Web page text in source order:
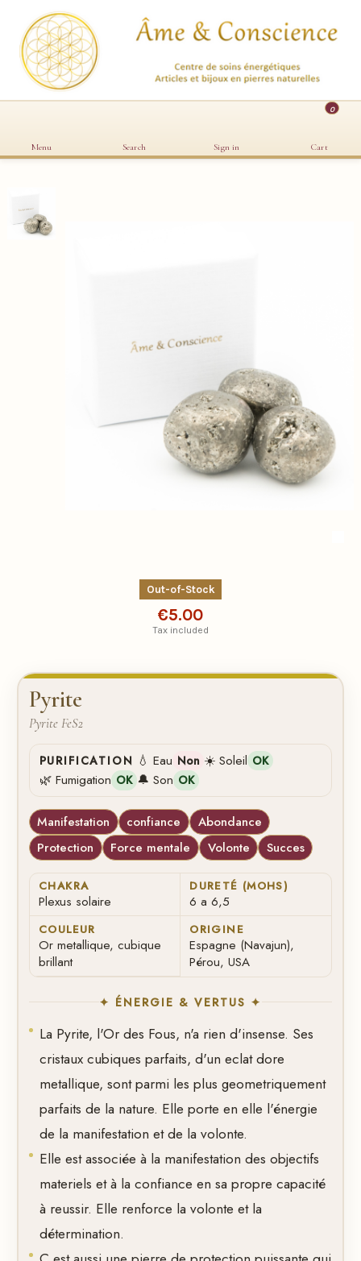
Menu Search Sign in
0
Cart
Out-of-Stock
€5.00
Tax included
Pyrite
Pyrite FeS2
PURIFICATION 💧 Eau Non ☀️ Soleil OK
🌿 Fumigation OK 🔔 Son OK
Manifestation confiance
Abondance
Protection
Force mentale Volonte Succes
CHAKRA
Plexus solaire
DURETÉ (MOHS)
6 a 6,5
COULEUR
Or metallique, cubique
brillant
ORIGINE
Espagne (Navajun),
Pérou, USA
✦ ÉNERGIE & VERTUS ✦
La Pyrite, l'Or des Fous, n'a rien d'insense. Ses
cristaux cubiques parfaits, d'un eclat dore
metallique, sont parmi les plus geometriquement
parfaits de la nature. Elle porte en elle l'énergie
de la manifestation et de la volonte.
Elle est associée à la manifestation des objectifs
materiels et à la confiance en sa propre capacité
à reussir. Elle renforce la volonte et la
détermination.